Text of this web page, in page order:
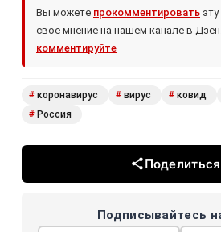
Вы можете прокомментировать
свое мнение на нашем канале в Дзен.
комментируйте
# коронавирус # вирус # ковид
# Россия
Поделиться
Подписывайтесь